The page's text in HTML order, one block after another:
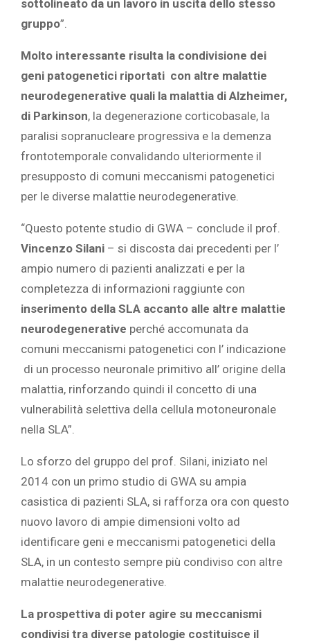
sottolineato da un lavoro in uscita dello stesso
gruppo”.
Molto interessante risulta la condivisione dei
geni patogenetici riportati con altre malattie
neurodegenerative quali la malattia di Alzheimer,
di Parkinson, la degenerazione corticobasale, la
paralisi sopranucleare progressiva e la demenza
frontotemporale convalidando ulteriormente il
presupposto di comuni meccanismi patogenetici
per le diverse malattie neurodegenerative.
“Questo potente studio di GWA – conclude il prof.
Vincenzo Silani – si discosta dai precedenti per l’
ampio numero di pazienti analizzati e per la
completezza di informazioni raggiunte con
inserimento della SLA accanto alle altre malattie
neurodegenerative perché accomunata da
comuni meccanismi patogenetici con l’ indicazione
di un processo neuronale primitivo all’ origine della
malattia, rinforzando quindi il concetto di una
vulnerabilità selettiva della cellula motoneuronale
nella SLA”.
Lo sforzo del gruppo del prof. Silani, iniziato nel
2014 con un primo studio di GWA su ampia
casistica di pazienti SLA, si rafforza ora con questo
nuovo lavoro di ampie dimensioni volto ad
identificare geni e meccanismi patogenetici della
SLA, in un contesto sempre più condiviso con altre
malattie neurodegenerative.
La prospettiva di poter agire su meccanismi
condivisi tra diverse patologie costituisce il